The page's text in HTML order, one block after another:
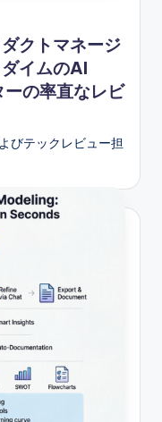
クトマネージ
イムのAI
の率直なレビ
びテックレビュー担